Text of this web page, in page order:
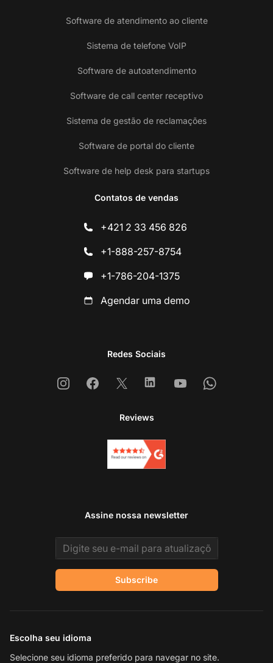
Software de atendimento ao cliente
Sistema de telefone VoIP
Software de autoatendimento
Software de call center receptivo
Sistema de gestão de reclamações
Software de portal do cliente
Software de help desk para startups
Contatos de vendas
+421 2 33 456 826
+1-888-257-8754
+1-786-204-1375
Agendar uma demo
Redes Sociais
InstagramFacebook
X LinkedinYoutubeWhatsapp
Reviews
Assine nossa newsletter
Email address
Subscribe
Escolha seu idioma
Selecione seu idioma preferido para navegar no site.